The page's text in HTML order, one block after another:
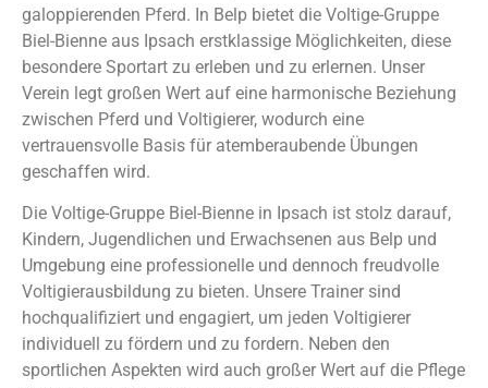
galoppierenden Pferd. In Belp bietet die Voltige-Gruppe
Biel-Bienne aus Ipsach erstklassige Möglichkeiten, diese
besondere Sportart zu erleben und zu erlernen. Unser
Verein legt großen Wert auf eine harmonische Beziehung
zwischen Pferd und Voltigierer, wodurch eine
vertrauensvolle Basis für atemberaubende Übungen
geschaffen wird.
Die Voltige-Gruppe Biel-Bienne in Ipsach ist stolz darauf,
Kindern, Jugendlichen und Erwachsenen aus Belp und
Umgebung eine professionelle und dennoch freudvolle
Voltigierausbildung zu bieten. Unsere Trainer sind
hochqualifiziert und engagiert, um jeden Voltigierer
individuell zu fördern und zu fordern. Neben den
sportlichen Aspekten wird auch großer Wert auf die Pflege